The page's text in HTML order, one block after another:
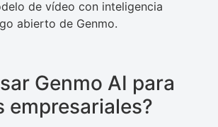
de vídeo con inteligencia
abierto de Genmo.
Genmo AI para
empresariales?